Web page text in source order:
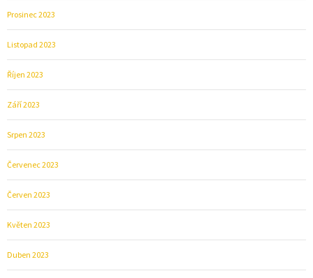
Prosinec 2023
Listopad 2023
Říjen 2023
Září 2023
Srpen 2023
Červenec 2023
Červen 2023
Květen 2023
Duben 2023